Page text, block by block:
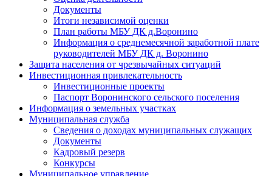
Документы
Итоги независимой оценки
План работы МБУ ДК д.Воронино
Информация о среднемесячной заработной плате
руководителей МБУ ДК д. Воронино
Защита населения от чрезвычайных ситуаций
Инвестиционная привлекательность
Инвестиционные проекты
Паспорт Воронинского сельского поселения
Информация о земельных участках
Муниципальная служба
Сведения о доходах муниципальных служащих
Документы
Кадровый резерв
Конкурсы